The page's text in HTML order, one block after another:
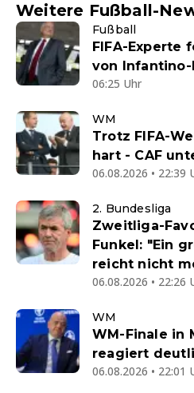
Weitere Fußball-
Fußball
FIFA-Experte
von Infantino-
06:25 Uhr
WM
Trotz FIFA-
hart - CAF
06.08.2026 • 22:39
2. Bundesliga
Zweitliga-
Funkel: "Ein
reicht nicht
06.08.2026 • 22:26
WM
WM-Finale in
reagiert
06.08.2026 • 22:01